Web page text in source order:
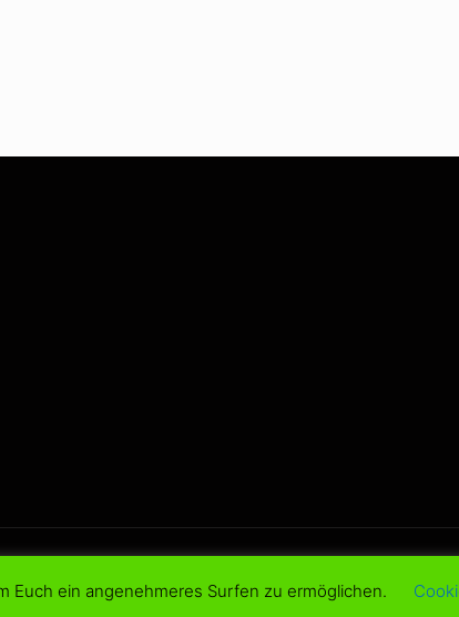
Euch ein angenehmeres Surfen zu ermöglichen.